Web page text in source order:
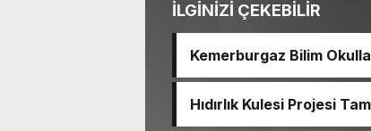
İLGİNİZİ ÇEKEBİLİR
Kemerburgaz Bilim
14 Madalya Kazandı
Hıdırlık Kulesi Projesi